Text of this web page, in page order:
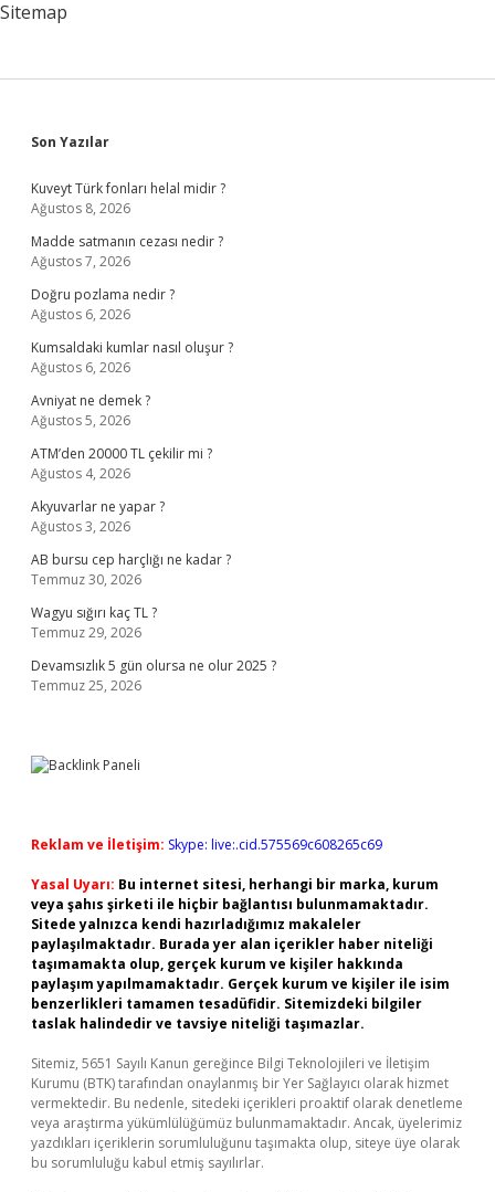
Sitemap
Sidebar
Son Yazılar
Kuveyt Türk fonları helal midir ?
Ağustos 8, 2026
Madde satmanın cezası nedir ?
Ağustos 7, 2026
Doğru pozlama nedir ?
Ağustos 6, 2026
Kumsaldaki kumlar nasıl oluşur ?
Ağustos 6, 2026
Avniyat ne demek ?
Ağustos 5, 2026
ATM’den 20000 TL çekilir mi ?
Ağustos 4, 2026
Akyuvarlar ne yapar ?
Ağustos 3, 2026
AB bursu cep harçlığı ne kadar ?
Temmuz 30, 2026
Wagyu sığırı kaç TL ?
Temmuz 29, 2026
Devamsızlık 5 gün olursa ne olur 2025 ?
Temmuz 25, 2026
Reklam ve İletişim: Skype: live:.cid.575569c608265c69
Yasal Uyarı: Bu internet sitesi, herhangi bir marka, kurum
veya şahıs şirketi ile hiçbir bağlantısı bulunmamaktadır.
Sitede yalnızca kendi hazırladığımız makaleler
paylaşılmaktadır. Burada yer alan içerikler haber niteliği
taşımamakta olup, gerçek kurum ve kişiler hakkında
paylaşım yapılmamaktadır. Gerçek kurum ve kişiler ile isim
benzerlikleri tamamen tesadüfidir. Sitemizdeki bilgiler
taslak halindedir ve tavsiye niteliği taşımazlar.
Sitemiz, 5651 Sayılı Kanun gereğince Bilgi Teknolojileri ve İletişim
Kurumu (BTK) tarafından onaylanmış bir Yer Sağlayıcı olarak hizmet
vermektedir. Bu nedenle, sitedeki içerikleri proaktif olarak denetleme
veya araştırma yükümlülüğümüz bulunmamaktadır. Ancak, üyelerimiz
yazdıkları içeriklerin sorumluluğunu taşımakta olup, siteye üye olarak
bu sorumluluğu kabul etmiş sayılırlar.